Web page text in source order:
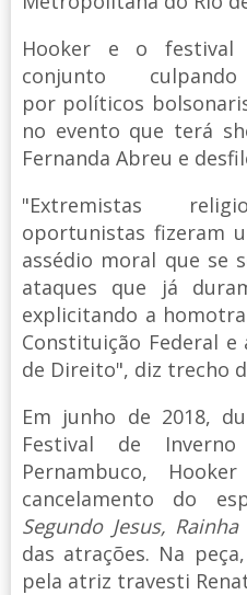
Hooker e o festival
conjunto
por políticos
no evento que terá
Fernanda Abreu e
"Extremistas
oportunistas fizeram
assédio moral que se
ataques que já
explicitando a
Constituição Federal
de Direito", diz trecho
Em junho de 2018,
Festival de
Pernambuco,
cancelamento do
Segundo Jesus,
das atrações. Na
pela atriz travesti